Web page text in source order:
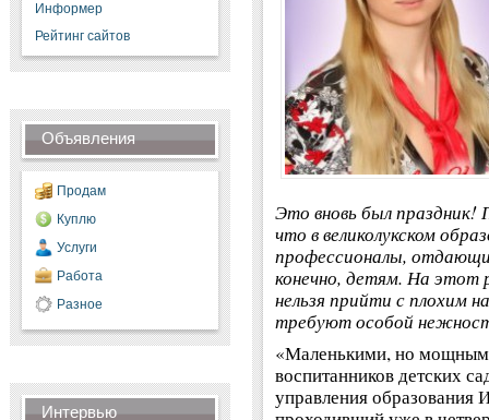
Информер
Рейтинг сайтов
Объявления
Продам
Куплю
Услуги
Работа
Разное
Интервью
Это вновь был
что в великолукском
профессионалы,
конечно, детям. На этот
нельзя прийти с плохим
требуют особой
«Маленькими, но
воспитанников детских
управления образования